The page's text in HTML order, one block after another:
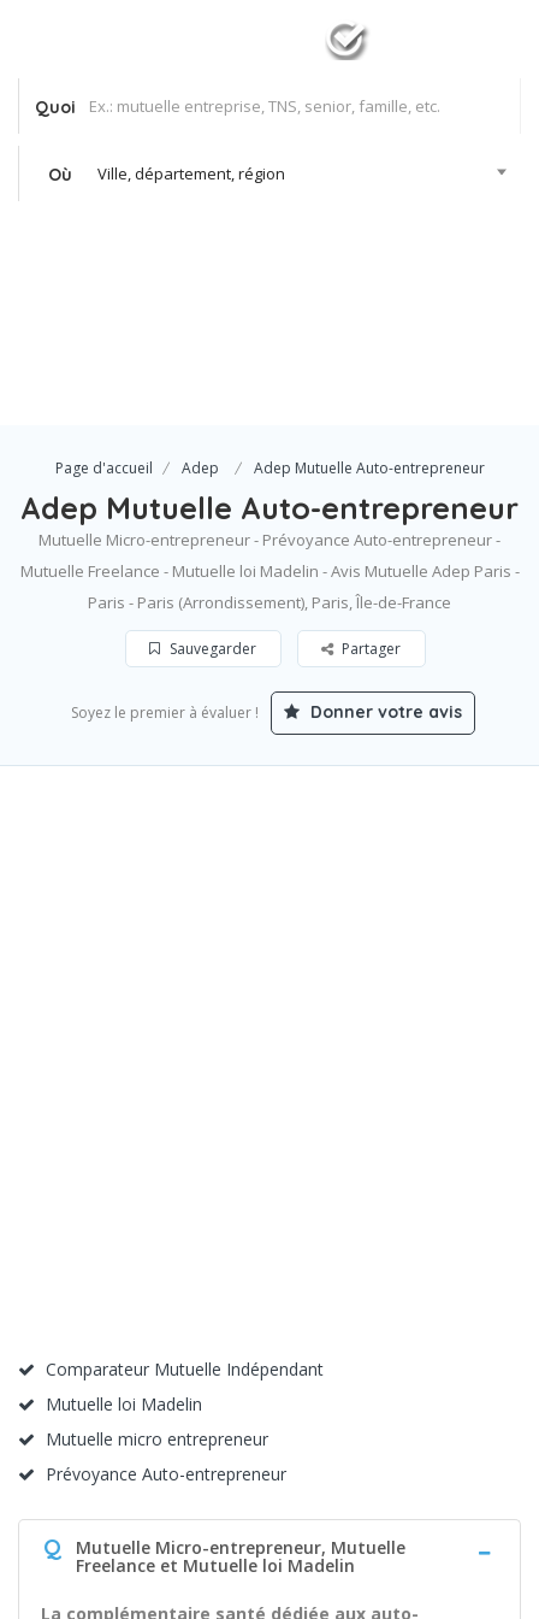
Quoi
Où Ville, département, région
Page d'accueil Adep Adep Mutuelle Auto-entrepreneur
Adep Mutuelle Auto-entrepreneur
Mutuelle Micro-entrepreneur - Prévoyance Auto-entrepreneur -
Mutuelle Freelance - Mutuelle loi Madelin - Avis Mutuelle Adep Paris -
Paris - Paris (Arrondissement), Paris, Île-de-France
Sauvegarder Partager
Soyez le premier à évaluer ! Donner votre avis
Comparateur Mutuelle Indépendant
Mutuelle loi Madelin
Mutuelle micro entrepreneur
Prévoyance Auto-entrepreneur
Q Mutuelle Micro-entrepreneur, Mutuelle
Freelance et Mutuelle loi Madelin
La complémentaire santé dédiée aux auto-